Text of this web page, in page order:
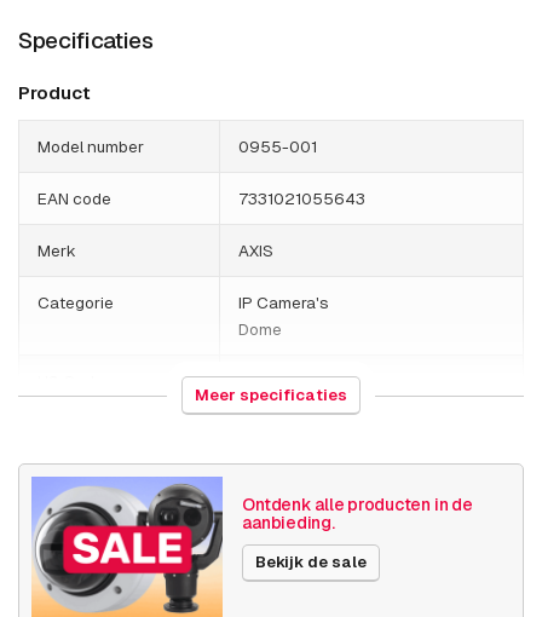
Specificaties
Product
Model number 0955-001
EAN code 7331021055643
Merk AXIS
Categorie
IP Camera's
Dome
852589
Camera
eigenschappen
Ingebouwde infrarood
Vandalismebestendig
Basis functionaliteit
Meer specificaties
Ontdenk alle producten in de
aanbieding.
Bekijk de sale